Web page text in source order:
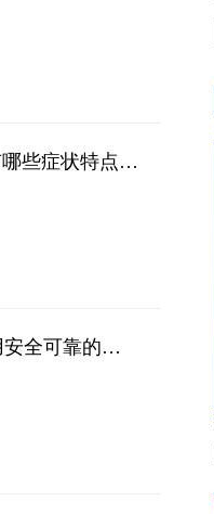
干眼防治问答丨为什么现在干眼发病率如此之高?导致干眼的病因有哪些?分别有哪些症状特点?（上）
干眼防治问答丨干眼是慢性病需要长期用药，那干眼患者又该如何选择长期使用安全可靠的滴眼液呢？